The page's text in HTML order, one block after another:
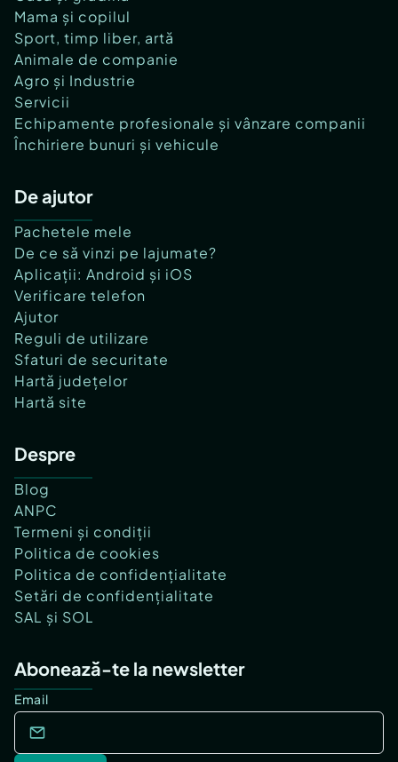
Mama și copilul
Sport, timp liber, artă
Animale de companie
Agro și Industrie
Servicii
Echipamente profesionale și vânzare companii
Închiriere bunuri și vehicule
De ajutor
Pachetele mele
De ce să vinzi pe lajumate?
Aplicații: Android și iOS
Verificare telefon
Ajutor
Reguli de utilizare
Sfaturi de securitate
Hartă județelor
Hartă site
Despre
Blog
ANPC
Termeni și condiții
Politica de cookies
Politica de confidențialitate
Setări de confidențialitate
SAL și SOL
Abonează-te la newsletter
Email